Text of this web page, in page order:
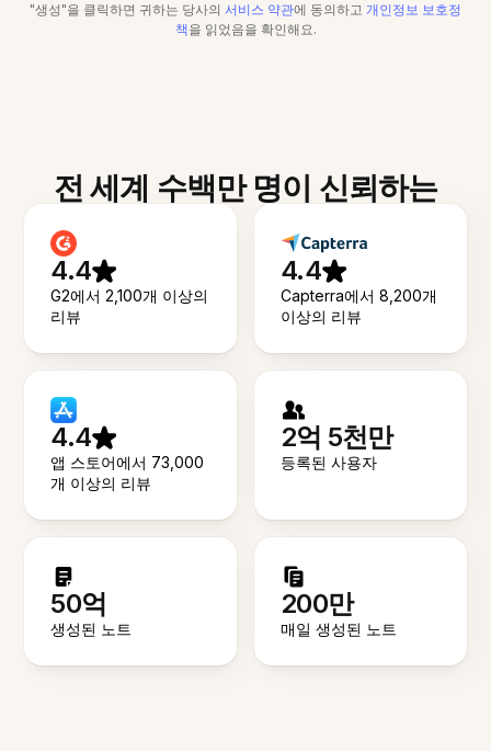
"생성"을 클릭하면 귀하는 당사의 서비스 약관에 동의하고 개인정보 보호정
책을 읽었음을 확인해요.
전 세계 수백만 명이 신뢰하는
4.4
G2에서 2,100개 이상의
리뷰
4.4
Capterra에서 8,200개
이상의 리뷰
4.4
앱 스토어에서 73,000
개 이상의 리뷰
2억 5천만
등록된 사용자
50억
생성된 노트
200만
매일 생성된 노트